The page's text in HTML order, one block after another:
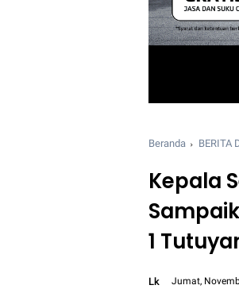
Beranda BERITA
Kepala
1
Lk Jumat,